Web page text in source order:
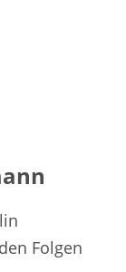
Folgen